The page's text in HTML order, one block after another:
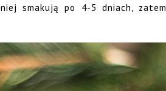
smakują po 4-5 dniach, zatem